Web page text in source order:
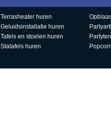
Terrasheater huren
Geluidsinstallatie huren
Tafels en stoelen huren
Statafels huren